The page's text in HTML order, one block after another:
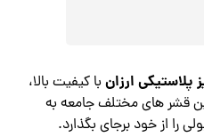
پلاستیکی ارزان با کیفیت بالا،
قشر های مختلف جامعه به
را از خود برجای بگذارد.